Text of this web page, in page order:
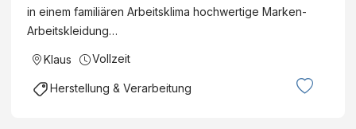
in einem familiären Arbeitsklima hochwertige Marken-
Arbeitskleidung…
Klaus Vollzeit
Herstellung & Verarbeitung